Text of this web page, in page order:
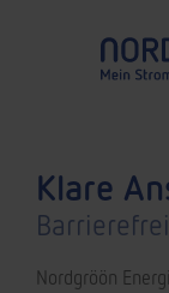
Klare
Nordgröön